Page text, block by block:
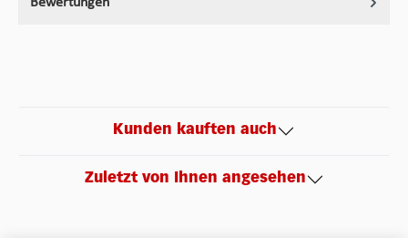
Kunden kauften auch
Zuletzt von Ihnen angesehen